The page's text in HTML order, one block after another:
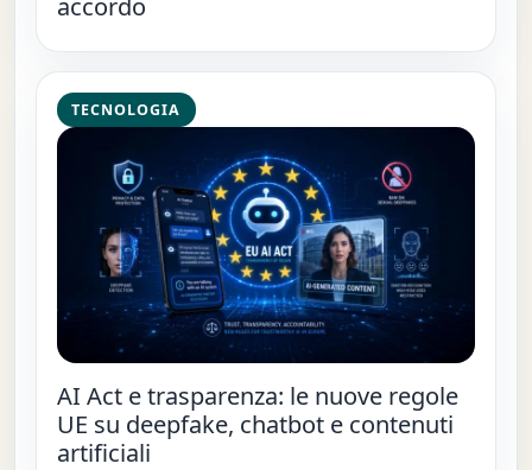
accordo
TECNOLOGIA
AI Act e trasparenza: le nuove regole
UE su deepfake, chatbot e contenuti
artificiali